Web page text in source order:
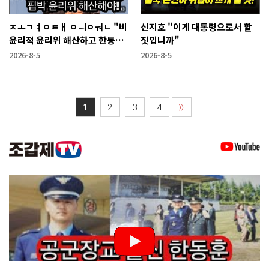
ㅈㅗㄱㅕㅇㅌㅐ ㅇㅢㅇㅝㄴ "비
윤리적 윤리위 해산하고 한동훈
복당 시켜야"
2026-8-5
신지호 "이게 대통령으로서 할
짓입니까"
2026-8-5
1 2 3 4 〉〉